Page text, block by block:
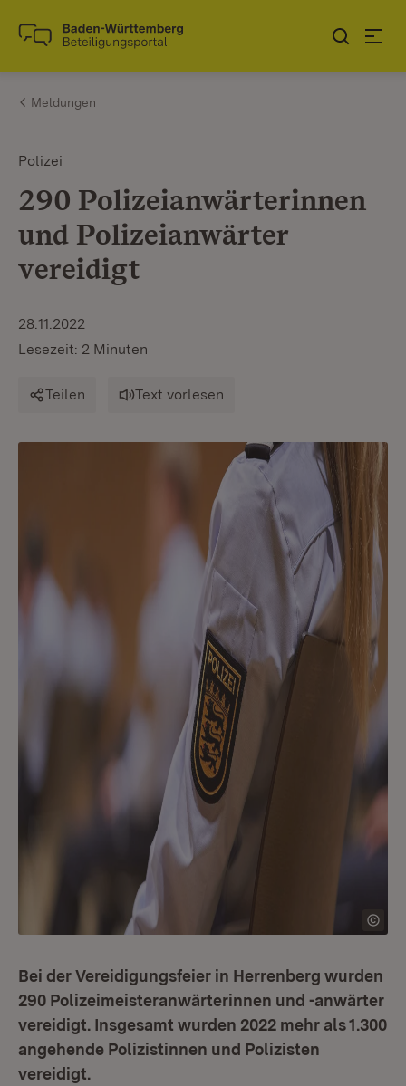
Zum Inhalt springen
Link zur Startseite
Meldungen
Polizei
290 Polizeianwärterinnen
und Polizeianwärter
vereidigt
28.11.2022
Lesezeit: 2 Minuten
Teilen Text vorlesen
Bei der Vereidigungsfeier in Herrenberg wurden
290 Polizeimeisteranwärterinnen und -anwärter
vereidigt. Insgesamt wurden 2022 mehr als 1.300
angehende Polizistinnen und Polizisten
vereidigt.